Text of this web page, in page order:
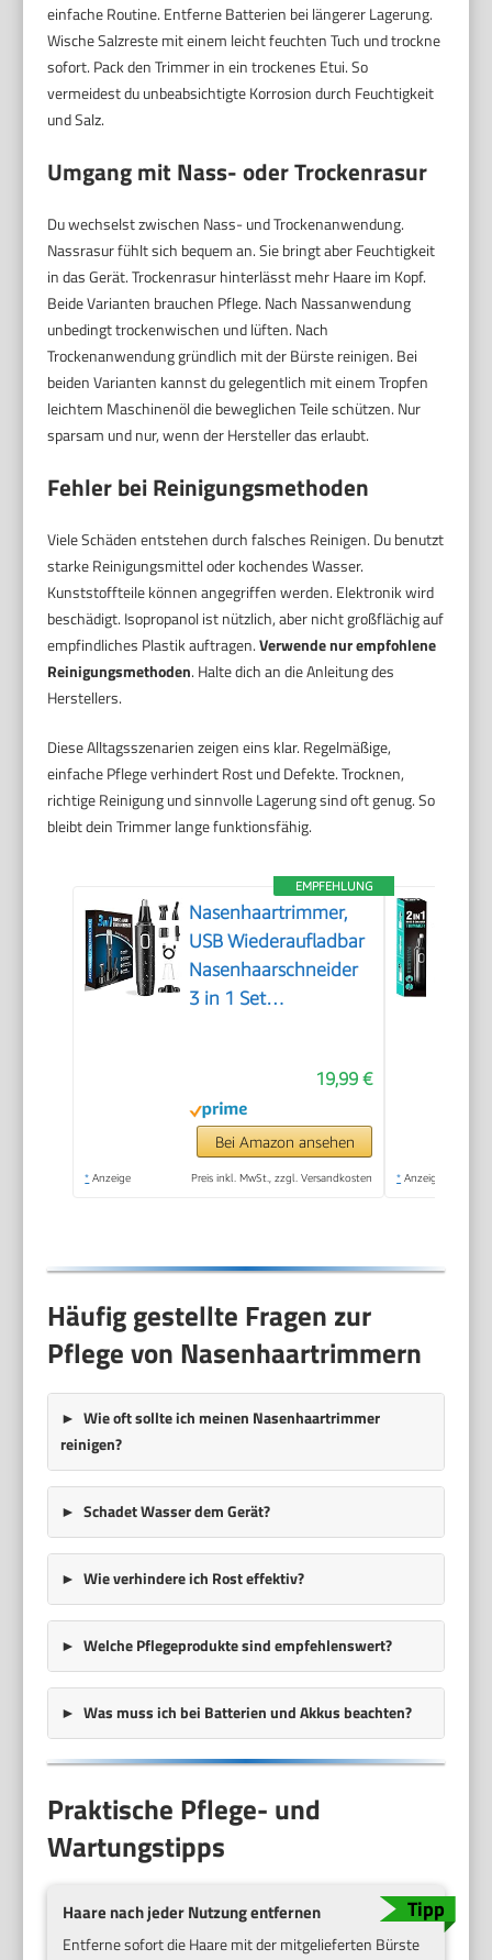
einfache Routine. Entferne Batterien bei längerer Lagerung.
Wische Salzreste mit einem leicht feuchten Tuch und trockne
sofort. Pack den Trimmer in ein trockenes Etui. So
vermeidest du unbeabsichtigte Korrosion durch Feuchtigkeit
und Salz.
Umgang mit Nass- oder Trockenrasur
Du wechselst zwischen Nass- und Trockenanwendung.
Nassrasur fühlt sich bequem an. Sie bringt aber Feuchtigkeit
in das Gerät. Trockenrasur hinterlässt mehr Haare im Kopf.
Beide Varianten brauchen Pflege. Nach Nassanwendung
unbedingt trockenwischen und lüften. Nach
Trockenanwendung gründlich mit der Bürste reinigen. Bei
beiden Varianten kannst du gelegentlich mit einem Tropfen
leichtem Maschinenöl die beweglichen Teile schützen. Nur
sparsam und nur, wenn der Hersteller das erlaubt.
Fehler bei Reinigungsmethoden
Viele Schäden entstehen durch falsches Reinigen. Du benutzt
starke Reinigungsmittel oder kochendes Wasser.
Kunststoffteile können angegriffen werden. Elektronik wird
beschädigt. Isopropanol ist nützlich, aber nicht großflächig auf
empfindliches Plastik auftragen.Verwende nur empfohlene
Reinigungsmethoden. Halte dich an die Anleitung des
Herstellers.
Diese Alltagsszenarien zeigen eins klar. Regelmäßige,
einfache Pflege verhindert Rost und Defekte. Trocknen,
richtige Reinigung und sinnvolle Lagerung sind oft genug. So
bleibt dein Trimmer lange funktionsfähig.
EMPFEHLUNG
Nasenhaartrimmer,
USB Wiederaufladbar
Nasenhaarschneider
3 in 1 Set
schmerzfreier
Augenbrauen und
esichtshaartrimmer
19,99 €
Bei Amazon ansehen
* Anzeige Preis inkl. MwSt., zzgl. Versandkosten * Anzeige
Häufig gestellte Fragen zur
Pflege von Nasenhaartrimmern
Wie oft sollte ich meinen Nasenhaartrimmer
reinigen?
Schadet Wasser dem Gerät?
Wie verhindere ich Rost effektiv?
Welche Pflegeprodukte sind empfehlenswert?
Was muss ich bei Batterien und Akkus beachten?
Praktische Pflege- und
Wartungstipps
Haare nach jeder Nutzung entfernen
Entferne sofort die Haare mit der mitgelieferten Bürste